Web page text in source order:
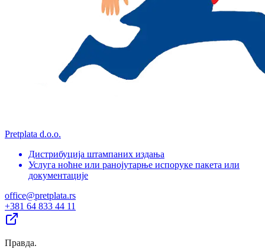
Pretplata d.o.o.
Дистрибуција штампаних издања
Услуга ноћне или ранојутарње испоруке пакета или
документације
office@pretplata.rs
+381 64 833 44 11
Правда.